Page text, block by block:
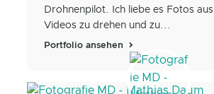
Drohnenpilot. Ich liebe es Fotos
Videos zu drehen und zu...
Portfolio ansehen